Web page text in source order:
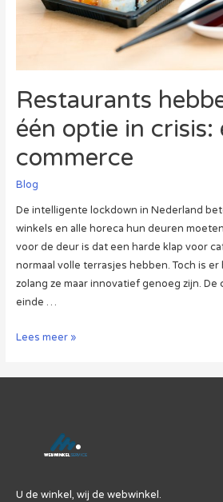
Restaurants
één optie in crisis:
commerce
Blog
De intelligente lockdown in Nederland
winkels en alle horeca hun deuren
voor de deur is dat een harde klap voor
normaal volle terrasjes hebben. Toch is
zolang ze maar innovatief genoeg zijn.
einde …
Restaurants
Lees meer »
U de winkel, wij de webwinkel.